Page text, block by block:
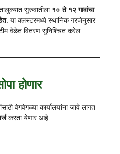
सुरुवातीला १० ते १२ गावांचा
. या क्लस्टरमध्ये स्थानिक गरजेनुसार
वेळेत वितरण सुनिश्चित करेल.
होणार
वेगवेगळ्या कार्यालयांना जावे लागत
करता येणार आहे.